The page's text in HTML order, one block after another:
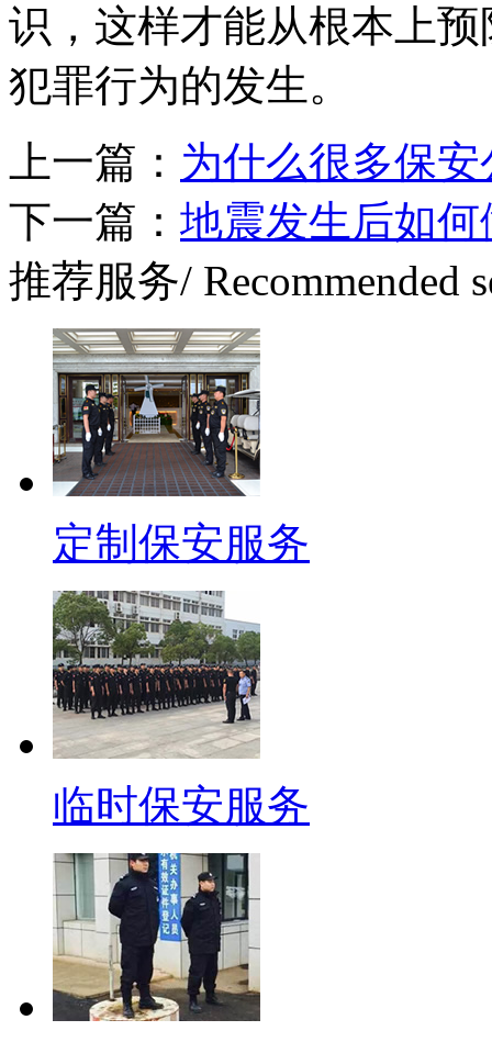
识，这样才能从根本上
犯罪行为的发生。
上一篇： 为什么很多保
下一篇： 地震发生后如
推荐服务/ Recommended
定制保安服务
临时保安服务